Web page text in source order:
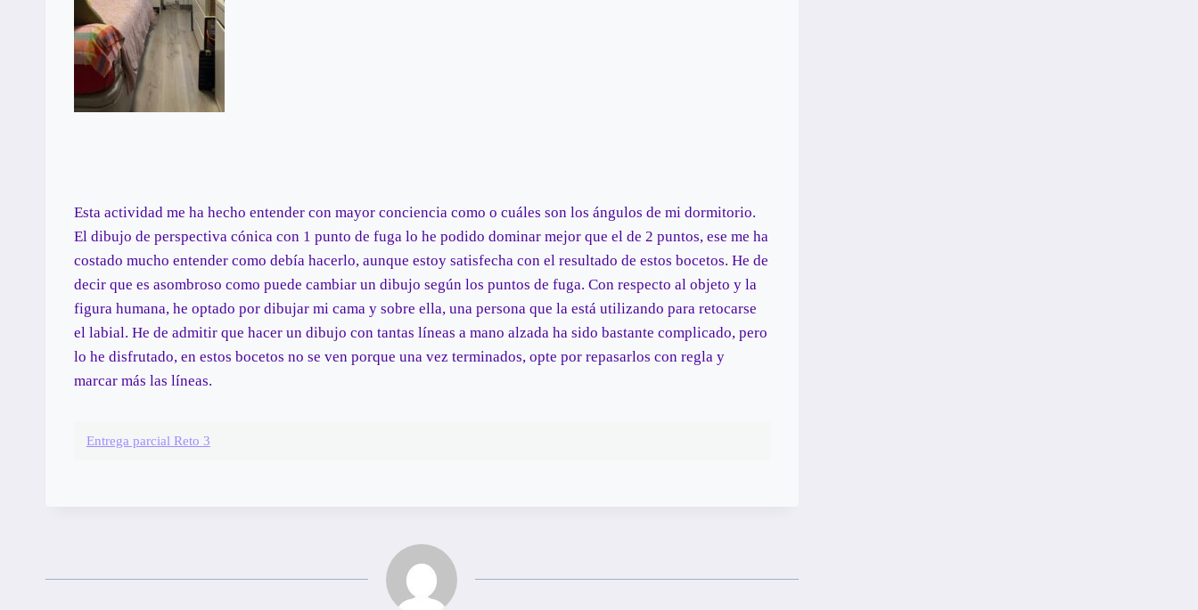
Esta actividad me ha hecho entender con mayor conciencia como o cuáles son los ángulos de mi dormitorio.
El dibujo de perspectiva cónica con 1 punto de fuga lo he podido dominar mejor que el de 2 puntos, ese me ha
costado mucho entender como debía hacerlo, aunque estoy satisfecha con el resultado de estos bocetos. He de
decir que es asombroso como puede cambiar un dibujo según los puntos de fuga. Con respecto al objeto y la
figura humana, he optado por dibujar mi cama y sobre ella, una persona que la está utilizando para retocarse
el labial. He de admitir que hacer un dibujo con tantas líneas a mano alzada ha sido bastante complicado, pero
lo he disfrutado, en estos bocetos no se ven porque una vez terminados, opte por repasarlos con regla y
marcar más las líneas.
Entrega parcial Reto 3